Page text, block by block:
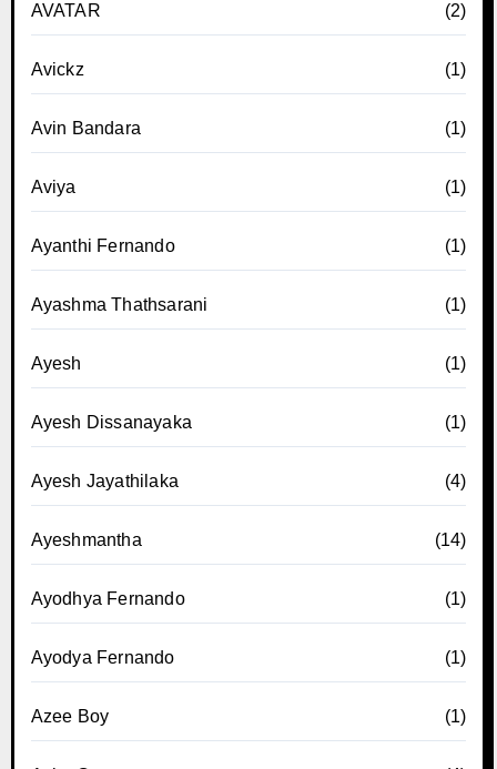
AVATAR (2)
Avickz (1)
Avin Bandara (1)
Aviya (1)
Ayanthi Fernando (1)
Ayashma Thathsarani (1)
Ayesh (1)
Ayesh Dissanayaka (1)
Ayesh Jayathilaka (4)
Ayeshmantha (14)
Ayodhya Fernando (1)
Ayodya Fernando (1)
Azee Boy (1)